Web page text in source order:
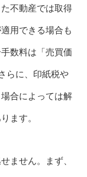
不動産では取得
用できる場合も
数料は「売買価
らに、印紙税や
合によっては解
ます。
ません。まず、